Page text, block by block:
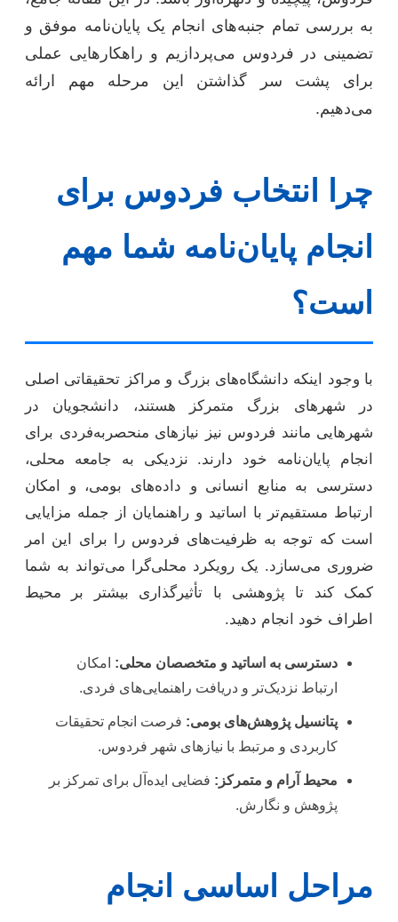
به بررسی تمام جنبه‌های انجام یک پایان‌نامه موفق و
تضمینی در فردوس می‌پردازیم و راهکارهایی عملی
برای پشت سر گذاشتن این مرحله مهم ارائه
می‌دهیم.
چرا انتخاب فردوس برای
انجام پایان‌نامه شما مهم
است؟
با وجود اینکه دانشگاه‌های بزرگ و مراکز تحقیقاتی اصلی
در شهرهای بزرگ متمرکز هستند، دانشجویان در
شهرهایی مانند فردوس نیز نیازهای منحصربه‌فردی برای
انجام پایان‌نامه خود دارند. نزدیکی به جامعه محلی،
دسترسی به منابع انسانی و داده‌های بومی، و امکان
ارتباط مستقیم‌تر با اساتید و راهنمایان از جمله مزایایی
است که توجه به ظرفیت‌های فردوس را برای این امر
ضروری می‌سازد. یک رویکرد محلی‌گرا می‌تواند به شما
کمک کند تا پژوهشی با تأثیرگذاری بیشتر بر محیط
اطراف خود انجام دهید.
دسترسی به اساتید و متخصصان محلی: امکان
ارتباط نزدیک‌تر و دریافت راهنمایی‌های فردی.
پتانسیل پژوهش‌های بومی: فرصت انجام تحقیقات
کاربردی و مرتبط با نیازهای شهر فردوس.
محیط آرام و متمرکز: فضایی ایده‌آل برای تمرکز بر
پژوهش و نگارش.
مراحل اساسی انجام